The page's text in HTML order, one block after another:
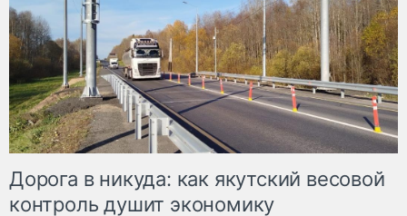
Дорога в никуда: как якутский весовой
контроль душит экономику